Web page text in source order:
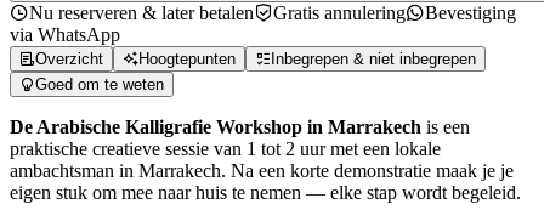
Nu reserveren & later betalen Gratis annulering
Bevestiging
via WhatsApp
Overzicht Hoogtepunten
Inbegrepen & niet inbegrepen
Goed om te weten
De Arabische Kalligrafie Workshop in Marrakech is een
praktische creatieve sessie van 1 tot 2 uur met een lokale
ambachtsman in Marrakech. Na een korte demonstratie maak je je
eigen stuk om mee naar huis te nemen — elke stap wordt begeleid.